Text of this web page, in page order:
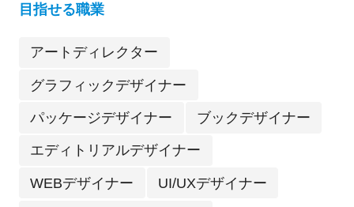
目指せる職業
アートディレクター
グラフィックデザイナー
パッケージデザイナー ブックデザイナー
エディトリアルデザイナー
WEBデザイナー UI/UXデザイナー